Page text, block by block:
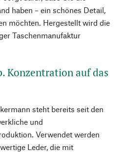
haben – ein schönes Detail,
möchten. Hergestellt wird die
Taschenmanufaktur
Konzentration auf das
steht bereits seit den
und
Verwendet werden
Leder, die mit